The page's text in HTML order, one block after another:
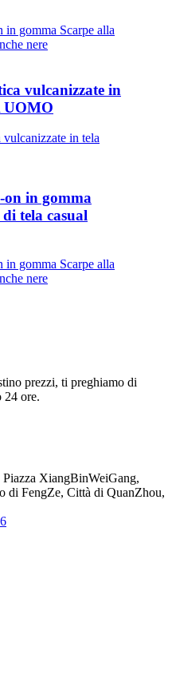
vulcanizzate in
UOMO
on in gomma
tela casual
prezzi, ti preghiamo di
24 ore.
XiangBinWeiGang,
di FengZe, Città di QuanZhou,